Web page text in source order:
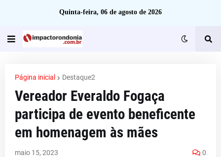
Quinta-feira, 06 de agosto de 2026
Página inicial Destaque2
Vereador Everaldo Fogaça
participa de evento beneficente
em homenagem às mães
maio 15, 2023 0